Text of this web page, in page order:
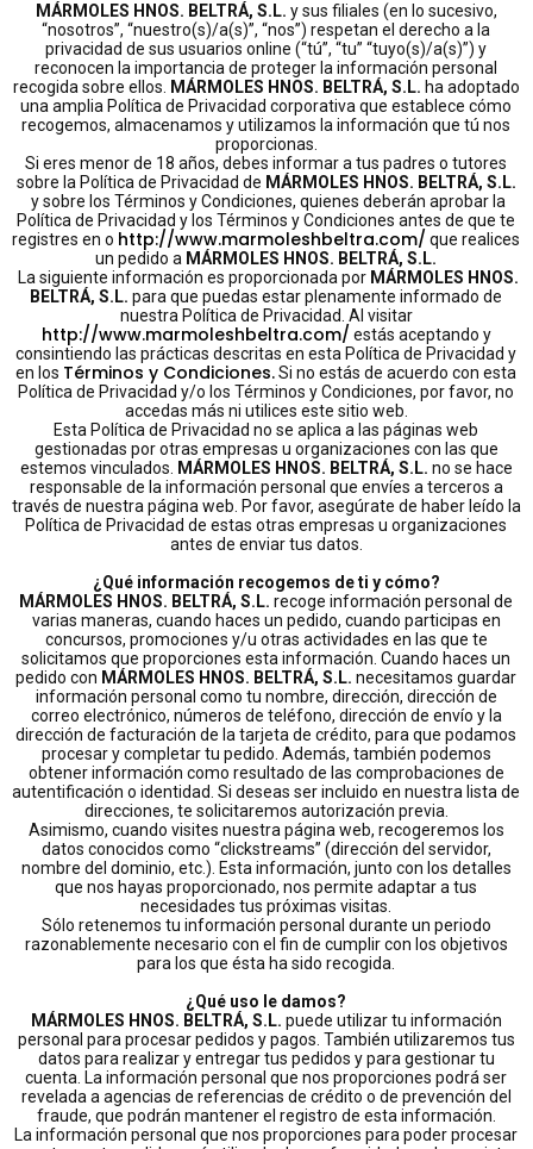
MÁRMOLES HNOS. BELTRÁ, S.L. y sus filiales (en lo sucesivo,
“nosotros”, “nuestro(s)/a(s)”, “nos”) respetan el derecho a la
privacidad de sus usuarios online (“tú”, “tu” “tuyo(s)/a(s)”) y
reconocen la importancia de proteger la información personal
recogida sobre ellos.
MÁRMOLES HNOS. BELTRÁ, S.L. ha adoptado
una amplia Política de Privacidad corporativa que establece cómo
recogemos, almacenamos y utilizamos la información que tú nos
proporcionas.
Si eres menor de 18 años, debes informar a tus padres o tutores
sobre la Política de Privacidad de MÁRMOLES HNOS. BELTRÁ, S.L.
y sobre los Términos y Condiciones, quienes deberán aprobar la
Política de Privacidad y los Términos y Condiciones antes de que te
registres en o http://www.marmoleshbeltra.com/ que realices
un pedido a MÁRMOLES HNOS. BELTRÁ, S.L.
La siguiente información es proporcionada por MÁRMOLES HNOS.
BELTRÁ, S.L. para que puedas estar plenamente informado de
nuestra Política de Privacidad. Al visitar
http://www.marmoleshbeltra.com/ estás aceptando y
consintiendo las prácticas descritas en esta Política de Privacidad y
en los Términos y Condiciones.Si no estás de acuerdo con esta
Política de Privacidad y/o los Términos y Condiciones, por favor, no
accedas más ni utilices este sitio web.
Esta Política de Privacidad no se aplica a las páginas web
gestionadas por otras empresas u organizaciones con las que
estemos vinculados.
MÁRMOLES HNOS. BELTRÁ, S.L. no se hace
responsable de la información personal que envíes a terceros a
través de nuestra página web. Por favor, asegúrate de haber leído la
Política de Privacidad de estas otras empresas u organizaciones
antes de enviar tus datos.
¿Qué información recogemos de ti y cómo?
MÁRMOLES HNOS. BELTRÁ, S.L. recoge información personal de
varias maneras, cuando haces un pedido, cuando participas en
concursos, promociones y/u otras actividades en las que te
solicitamos que proporciones esta información. Cuando haces un
pedido con MÁRMOLES HNOS. BELTRÁ, S.L. necesitamos guardar
información personal como tu nombre, dirección, dirección de
correo electrónico, números de teléfono, dirección de envío y la
dirección de facturación de la tarjeta de crédito, para que podamos
procesar y completar tu pedido. Además, también podemos
obtener información como resultado de las comprobaciones de
autentificación o identidad. Si deseas ser incluido en nuestra lista de
direcciones, te solicitaremos autorización previa.
Asimismo, cuando visites nuestra página web, recogeremos los
datos conocidos como “clickstreams” (dirección del servidor,
nombre del dominio, etc.). Esta información, junto con los detalles
que nos hayas proporcionado, nos permite adaptar a tus
necesidades tus próximas visitas.
Sólo retenemos tu información personal durante un periodo
razonablemente necesario con el fin de cumplir con los objetivos
para los que ésta ha sido recogida.
¿Qué uso le damos?
MÁRMOLES HNOS. BELTRÁ, S.L. puede utilizar tu información
personal para procesar pedidos y pagos. También utilizaremos tus
datos para realizar y entregar tus pedidos y para gestionar tu
cuenta. La información personal que nos proporciones podrá ser
revelada a agencias de referencias de crédito o de prevención del
fraude, que podrán mantener el registro de esta información.
La información personal que nos proporciones para poder procesar